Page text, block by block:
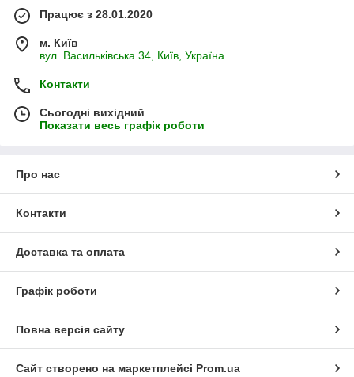
Працює з 28.01.2020
м. Київ
вул. Васильківська 34, Київ, Україна
Контакти
Сьогодні вихідний
Показати весь графік роботи
Про нас
Контакти
Доставка та оплата
Графік роботи
Повна версія сайту
Сайт створено на маркетплейсі Prom.ua